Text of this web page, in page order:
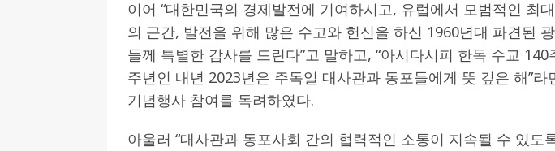
이어 “대한민국의 경제발전에 기여하시고, 유럽에서 모범적인 최
의 근간, 발전을 위해 많은 수고와 헌신을 하신 1960년대 파견된
들께 특별한 감사를 드린다”고 말하고, “아시다시피 한독 수교
주년인 내년 2023년은 주독일 대사관과 동포들에게 뜻 깊은 해”라
기념행사 참여를 독려하였다.
아울러 “대사관과 동포사회 간의 협력적인 소통이 지속될 수 있도